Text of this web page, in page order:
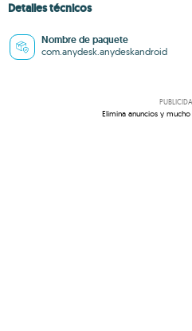
Detalles técnicos
Nombre de paquete
com.anydesk.anydeskandroid
Elimina anuncios y